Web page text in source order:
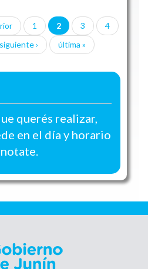
1 2 3
4
siguiente › última »
querés realizar,
en el día y horario